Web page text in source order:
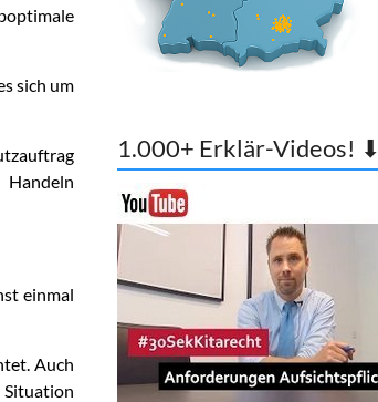
sich um
einmal
Auch
Situation
1.000+ Erklär-Videos! ⬇